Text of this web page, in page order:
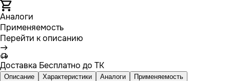
Аналоги
Применяемость
Перейти к описанию
Доставка Бесплатно до ТК
Описание Характеристики Аналоги Применяемость